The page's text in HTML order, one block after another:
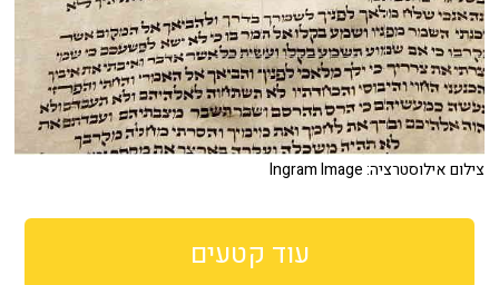
צילום אילוסטרציה: Ingram Image
עוד קטעים